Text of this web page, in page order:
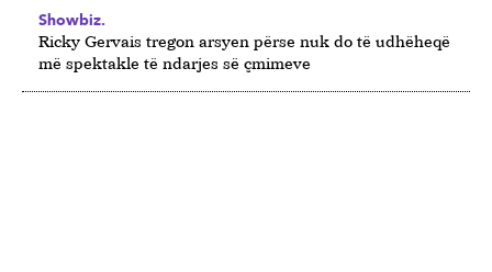
Showbiz.
Ricky Gervais tregon arsyen përse nuk do të udhëheqë
më spektakle të ndarjes së çmimeve